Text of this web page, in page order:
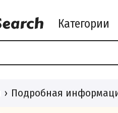
Категории
Подробная